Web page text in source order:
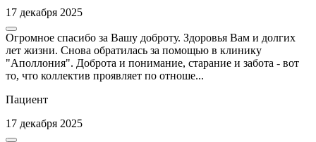
17 декабря 2025
Огромное спасибо за Вашу доброту. Здоровья Вам и долгих
лет жизни. Снова обратилась за помощью в клинику
"Аполлония". Доброта и понимание, старание и забота - вот
то, что коллектив проявляет по отноше...
Пациент
17 декабря 2025